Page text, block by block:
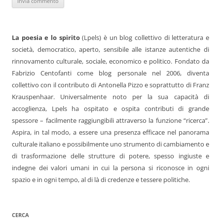
La poesia e lo spirito(Lpels) è un blog collettivo di letteratura e
società, democratico, aperto, sensibile alle istanze autentiche di
rinnovamento culturale, sociale, economico e politico. Fondato da
Fabrizio Centofanti come blog personale nel 2006, diventa
collettivo con il contributo di Antonella Pizzo e soprattutto di Franz
Krauspenhaar. Universalmente noto per la sua capacità di
accoglienza, Lpels ha ospitato e ospita contributi di grande
spessore – facilmente raggiungibili attraverso la funzione “ricerca”.
Aspira, in tal modo, a essere una presenza efficace nel panorama
culturale italiano e possibilmente uno strumento di cambiamento e
di trasformazione delle strutture di potere, spesso ingiuste e
indegne dei valori umani in cui la persona si riconosce in ogni
spazio e in ogni tempo, al di là di credenze e tessere politiche.
CERCA